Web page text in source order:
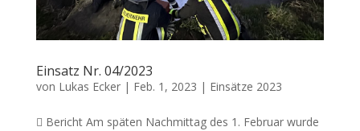
Einsatz Nr. 04/2023
von Lukas Ecker| Feb. 1, 2023 | Einsätze 2023
 Bericht Am späten Nachmittag des 1. Februar wurde